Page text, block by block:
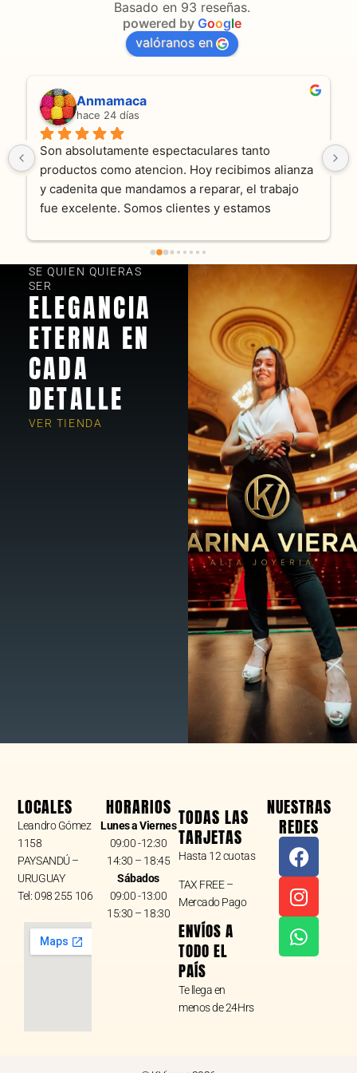
Basado en 93 reseñas.
powered by Google
valóranos en
Anmamaca
hace 24 días
Son absolutamente espectaculares tanto
productos como atencion. Hoy recibimos alianza
y cadenita que mandamos a reparar, el trabajo
fue excelente. Somos clientes y estamos
SE QUIEN QUIERAS
SER
ELEGANCIA
ETERNA EN
CADA
DETALLE
VER TIENDA
LOCALES
Leandro Gómez
1158
PAYSANDÚ –
URUGUAY
Tel: 098 255 106
HORARIOS
Lunes a Viernes
09:00 -12:30
14:30 – 18:45
Sábados
09:00 -13:00
15:30 – 18:30
TODAS LAS
TARJETAS
Hasta 12 cuotas
TAX FREE –
Mercado Pago
ENVÍOS A
TODO EL
PAÍS
Te llega en
menos de 24Hrs
NUESTRAS
REDES
F
a
c
e
b
o
I
n
s
t
a
g
W
h
a
t
s
a